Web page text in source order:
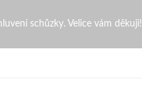
schůzky. Velice vám děkuji!